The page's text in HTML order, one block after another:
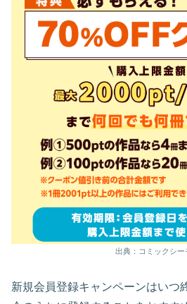
出典：コミックシー
新規会員登録キャンペーンはいつ